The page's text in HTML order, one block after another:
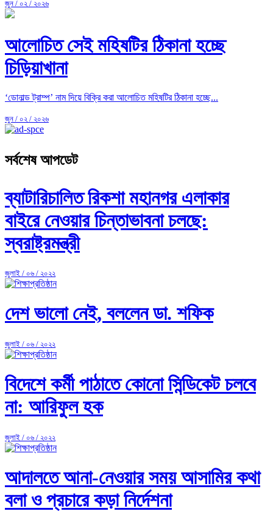
জুন / ০২ / ২০২৬
আলোচিত সেই মহিষটির ঠিকানা হচ্ছে
চিড়িয়াখানা
‘ডোনাল্ড ট্রাম্প’ নাম দিয়ে বিক্রি করা আলোচিত মহিষটির ঠিকানা হচ্ছে...
জুন / ০২ / ২০২৬
সর্বশেষ আপডেট
ব্যাটারিচালিত রিকশা মহানগর এলাকার
বাইরে নেওয়ার চিন্তাভাবনা চলছে:
স্বরাষ্ট্রমন্ত্রী
জুলাই / ০৬ / ২০২২
দেশ ভালো নেই, বললেন ডা. শফিক
জুলাই / ০৬ / ২০২২
বিদেশে কর্মী পাঠাতে কোনো সিন্ডিকেট চলবে
না: আরিফুল হক
জুলাই / ০৬ / ২০২২
আদালতে আনা-নেওয়ার সময় আসামির কথা
বলা ও প্রচারে কড়া নির্দেশনা